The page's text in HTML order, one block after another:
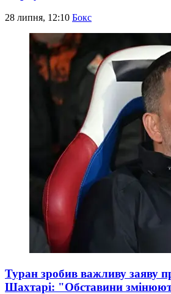
28 липня, 12:10 Бокс
Туран зробив важливу заяву
Шахтарі: "Обставини